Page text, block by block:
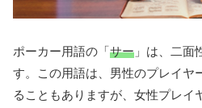
ポーカー用語の「サー 」は、二面
す。この用語は、男性のプレイヤ
ることもありますが、女性プレイ